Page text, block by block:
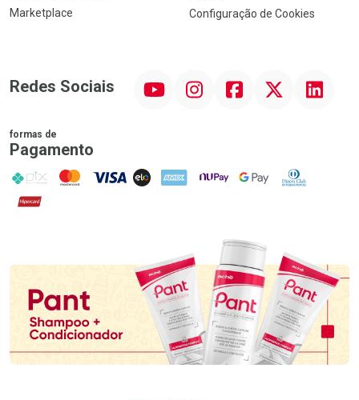
Marketplace
Configuração de Cookies
Redes Sociais InstagramFacebook Linkedin
formas de
Pagamento
PIX MasterCard
VISA ELO AMEX NuPay Google PayDiners Club
Hipercard
Promoção em Destaque